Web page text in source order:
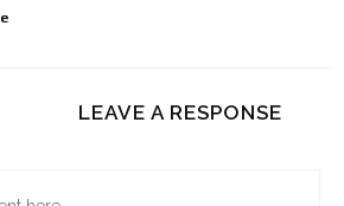
LEAVE A RESPONSE